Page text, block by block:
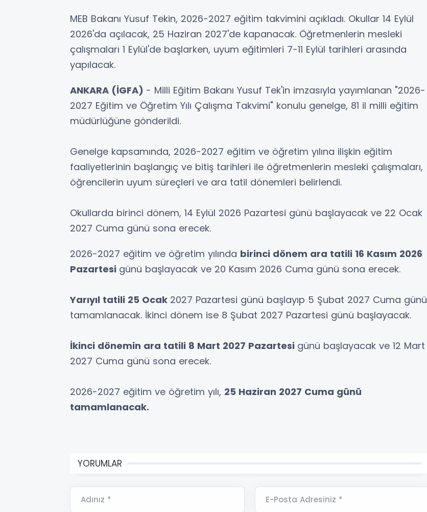
MEB Bakanı Yusuf Tekin, 2026-2027 eğitim takvimini açıkladı. Okullar 14 Eylül
2026'da açılacak, 25 Haziran 2027'de kapanacak. Öğretmenlerin mesleki
çalışmaları 1 Eylül'de başlarken, uyum eğitimleri 7-11 Eylül tarihleri arasında
yapılacak.
ANKARA (İGFA) - Milli Eğitim Bakanı Yusuf Tek'in imzasıyla yayımlanan "2026-
2027 Eğitim ve Öğretim Yılı Çalışma Takvimi" konulu genelge, 81 il milli eğitim
müdürlüğüne gönderildi.
Genelge kapsamında, 2026-2027 eğitim ve öğretim yılına ilişkin eğitim
faaliyetlerinin başlangıç ve bitiş tarihleri ile öğretmenlerin mesleki çalışmaları,
öğrencilerin uyum süreçleri ve ara tatil dönemleri belirlendi.
Okullarda birinci dönem, 14 Eylül 2026 Pazartesi günü başlayacak ve 22 Ocak
2027 Cuma günü sona erecek.
2026-2027 eğitim ve öğretim yılında birinci dönem ara tatili 16 Kasım 2026
Pazartesi günü başlayacak ve 20 Kasım 2026 Cuma günü sona erecek.
Yarıyıl tatili 25 Ocak 2027 Pazartesi günü başlayıp 5 Şubat 2027 Cuma günü
tamamlanacak. İkinci dönem ise 8 Şubat 2027 Pazartesi günü başlayacak.
İkinci dönemin ara tatili 8 Mart 2027 Pazartesi günü başlayacak ve 12 Mart
2027 Cuma günü sona erecek.
2026-2027 eğitim ve öğretim yılı, 25 Haziran 2027 Cuma günü
tamamlanacak.
YORUMLAR
Adınız * E-Posta Adresiniz *